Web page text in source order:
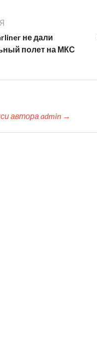
не дали
полет на МКС
автора admin →